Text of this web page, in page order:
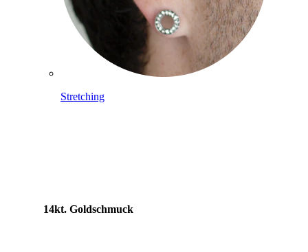
Stretching
14kt. Goldschmuck